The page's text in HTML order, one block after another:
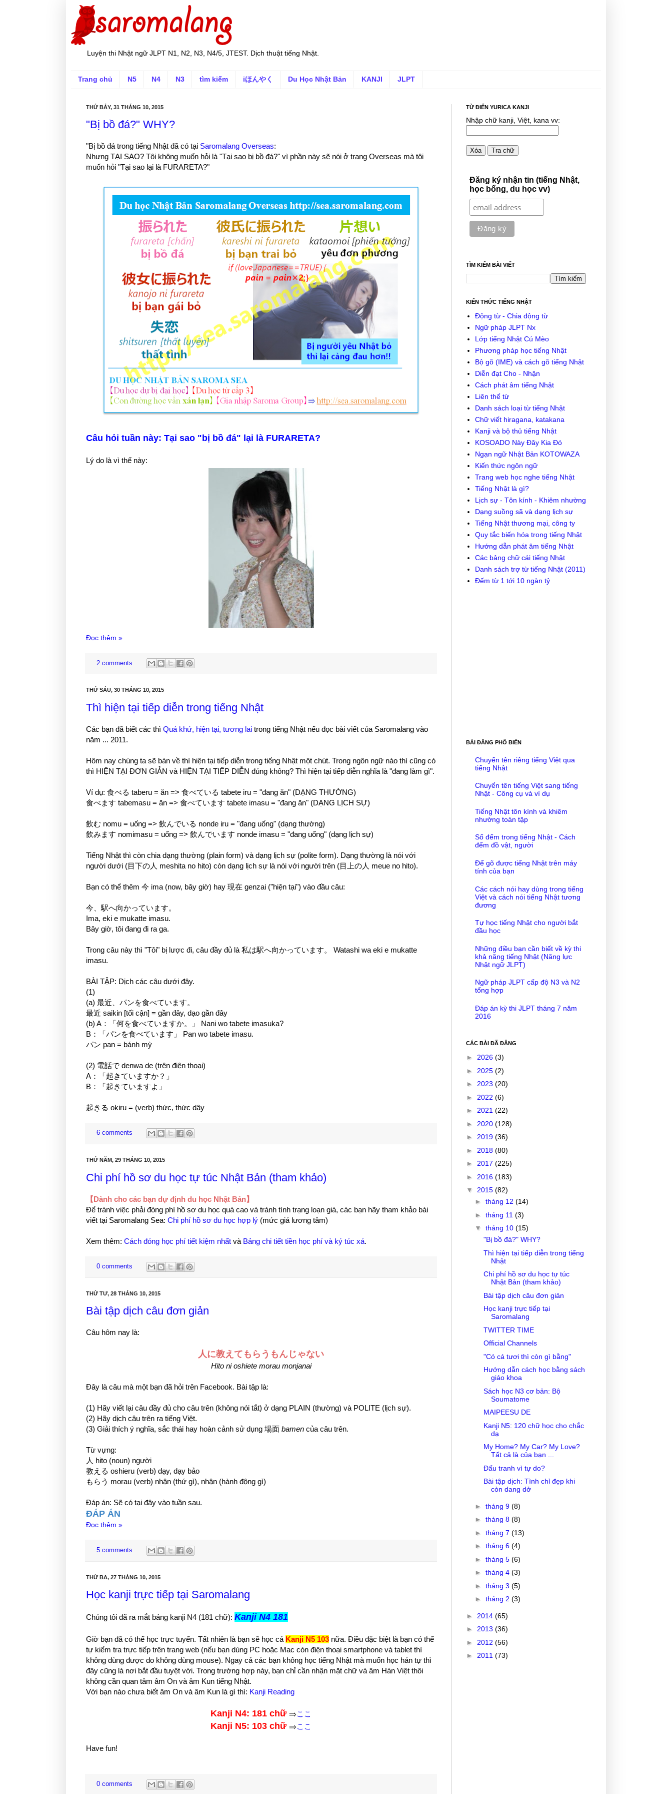
Luyện thi Nhật ngữ JLPT N1, N2, N3, N4/5, JTEST. Dịch thuật tiếng Nhật.
Trang chủ N5 N4 N3 tìm kiếm iほんやく Du Học Nhật Bản KANJI JLPT
THỨ BẢY, 31 THÁNG 10, 2015
"Bị bồ đá?" WHY?
"Bị bồ đá trong tiếng Nhật đã có tại Saromalang Overseas:
Nhưng TẠI SAO? Tôi không muốn hỏi là "Tại sao bị bồ đá?" vì phần này sẽ nói ở trang Overseas mà tôi
muốn hỏi "Tại sao lại là FURARETA?"
Câu hỏi tuần này: Tại sao "bị bồ đá" lại là FURARETA?
Lý do là vì thế này:
Đọc thêm »
2 comments
THỨ SÁU, 30 THÁNG 10, 2015
Thì hiện tại tiếp diễn trong tiếng Nhật
Các bạn đã biết các thì Quá khứ, hiện tại, tương lai trong tiếng Nhật nếu đọc bài viết của Saromalang vào
năm ... 2011.
Hôm nay chúng ta sẽ bàn về thì hiện tại tiếp diễn trong tiếng Nhật một chút. Trong ngôn ngữ nào thì cũng có
thì HIỆN TẠI ĐƠN GIẢN và HIỆN TẠI TIẾP DIỄN đúng không? Thì hiện tại tiếp diễn nghĩa là "đang làm gì".
Ví dụ: 食べる taberu = ăn => 食べている tabete iru = "đang ăn" (DẠNG THƯỜNG)
食べます tabemasu = ăn => 食べています tabete imasu = "đang ăn" (DẠNG LỊCH SỰ)
飲む nomu = uống => 飲んでいる nonde iru = "đang uống" (dạng thường)
飲みます nomimasu = uống => 飲んでいます nonde imasu = "đang uống" (dạng lịch sự)
Tiếng Nhật thì còn chia dạng thường (plain form) và dạng lịch sự (polite form). Dạng thường là nói với
người dưới (目下の人 meshita no hito) còn dạng lịch sự là nói với người trên (目上の人 meue no hito).
Bạn có thể thêm 今 ima (now, bây giờ) hay 現在 genzai ("hiện tại") vào đầu câu:
今、駅へ向かっています。
Ima, eki e mukatte imasu.
Bây giờ, tôi đang đi ra ga.
Trong câu này thì "Tôi" bị lược đi, câu đầy đủ là 私は駅へ向かっています。 Watashi wa eki e mukatte
imasu.
BÀI TẬP: Dịch các câu dưới đây.
(1)
(a) 最近、パンを食べています。
最近 saikin [tối cận] = gần đây, dạo gần đây
(b) A：「何を食べていますか。」 Nani wo tabete imasuka?
B：「パンを食べています」 Pan wo tabete imasu.
パン pan = bánh mỳ
(2) 電話で denwa de (trên điện thoại)
A：「起きていますか？」
B：「起きていますよ」
起きる okiru = (verb) thức, thức dậy
6 comments
THỨ NĂM, 29 THÁNG 10, 2015
Chi phí hồ sơ du học tự túc Nhật Bản (tham khảo)
【Dành cho các bạn dự định du học Nhật Bản】
Để tránh việc phải đóng phí hồ sơ du học quá cao và tránh tình trạng loạn giá, các bạn hãy tham khảo bài
viết tại Saromalang Sea: Chi phí hồ sơ du học hợp lý (mức giá lương tâm)
Xem thêm: Cách đóng học phí tiết kiệm nhất và Bảng chi tiết tiền học phí và ký túc xá.
0 comments
THỨ TƯ, 28 THÁNG 10, 2015
Bài tập dịch câu đơn giản
Câu hôm nay là:
人に教えてもらうもんじゃない
Hito ni oshiete morau monjanai
Đây là câu mà một bạn đã hỏi trên Facebook. Bài tập là:
(1) Hãy viết lại câu đầy đủ cho câu trên (không nói tắt) ở dạng PLAIN (thường) và POLITE (lịch sự).
(2) Hãy dịch câu trên ra tiếng Việt.
(3) Giải thích ý nghĩa, sắc thái hay hoàn cảnh sử dụng 場面 bamen của câu trên.
Từ vựng:
人 hito (noun) người
教える oshieru (verb) dạy, dạy bảo
もらう morau (verb) nhận (thứ gì), nhận (hành động gì)
Đáp án: Sẽ có tại đây vào tuần sau.
ĐÁP ÁN
Đọc thêm »
5 comments
THỨ BA, 27 THÁNG 10, 2015
Học kanji trực tiếp tại Saromalang
Chúng tôi đã ra mắt bảng kanji N4 (181 chữ): Kanji N4 181
Giờ bạn đã có thể học trực tuyến. Tất nhiên là bạn sẽ học cả Kanji N5 103 nữa. Điều đặc biệt là bạn có thể
tự kiểm tra trực tiếp trên trang web (nếu bạn dùng PC hoặc Mac còn điện thoại smartphone và tablet thì
không dùng được do không dùng mouse). Ngay cả các bạn không học tiếng Nhật mà muốn học hán tự thì
đây cũng là nơi bắt đầu tuyệt vời. Trong trường hợp này, bạn chỉ cần nhận mặt chữ và âm Hán Việt thôi
không cần quan tâm âm On và âm Kun tiếng Nhật.
Với bạn nào chưa biết âm On và âm Kun là gì thì: Kanji Reading
Kanji N4: 181 chữ ⇒ここ
Kanji N5: 103 chữ ⇒ここ
Have fun!
0 comments
TỪ ĐIỂN YURICA KANJI
Nhập chữ kanji, Việt, kana vv:
Xóa Tra chữ
Đăng ký nhận tin (tiếng Nhật,
học bổng, du học vv)
TÌM KIẾM BÀI VIẾT
KIẾN THỨC TIẾNG NHẬT
Động từ - Chia động từ
Ngữ pháp JLPT Nx
Lớp tiếng Nhật Cú Mèo
Phương pháp học tiếng Nhật
Bộ gõ (IME) và cách gõ tiếng Nhật
Diễn đạt Cho - Nhận
Cách phát âm tiếng Nhật
Liên thể từ
Danh sách loại từ tiếng Nhật
Chữ viết hiragana, katakana
Kanji và bộ thủ tiếng Nhật
KOSOADO Này Đây Kia Đó
Ngạn ngữ Nhật Bản KOTOWAZA
Kiến thức ngôn ngữ
Trang web học nghe tiếng Nhật
Tiếng Nhật là gì?
Lịch sự - Tôn kính - Khiêm nhường
Dạng suồng sã và dạng lịch sự
Tiếng Nhật thương mại, công ty
Quy tắc biến hóa trong tiếng Nhật
Hướng dẫn phát âm tiếng Nhật
Các bảng chữ cái tiếng Nhật
Danh sách trợ từ tiếng Nhật (2011)
Đếm từ 1 tới 10 ngàn tỷ
BÀI ĐĂNG PHỔ BIẾN
Chuyển tên riêng tiếng Việt qua
tiếng Nhật
Chuyển tên tiếng Việt sang tiếng
Nhật - Công cụ và ví dụ
Tiếng Nhật tôn kính và khiêm
nhường toàn tập
Số đếm trong tiếng Nhật - Cách
đếm đồ vật, người
Để gõ được tiếng Nhật trên máy
tính của bạn
Các cách nói hay dùng trong tiếng
Việt và cách nói tiếng Nhật tương
đương
Tự học tiếng Nhật cho người bắt
đầu học
Những điều bạn cần biết về kỳ thi
khả năng tiếng Nhật (Năng lực
Nhật ngữ JLPT)
Ngữ pháp JLPT cấp độ N3 và N2
tổng hợp
Đáp án kỳ thi JLPT tháng 7 năm
2016
CÁC BÀI ĐÃ ĐĂNG
► 2026 (3)
► 2025 (2)
► 2023 (20)
► 2022 (6)
► 2021 (22)
► 2020 (128)
► 2019 (36)
► 2018 (80)
► 2017 (225)
► 2016 (183)
▼ 2015 (82)
► tháng 12 (14)
► tháng 11 (3)
▼ tháng 10 (15)
"Bị bồ đá?" WHY?
Thì hiện tại tiếp diễn trong tiếng
Nhật
Chi phí hồ sơ du học tự túc
Nhật Bản (tham khảo)
Bài tập dịch câu đơn giản
Học kanji trực tiếp tại
Saromalang
TWITTER TIME
Official Channels
"Có cá tươi thì còn gì bằng"
Hướng dẫn cách học bằng sách
giáo khoa
Sách học N3 cơ bản: Bộ
Soumatome
MAIPEESU DE
Kanji N5: 120 chữ học cho chắc
dạ
My Home? My Car? My Love?
Tất cả là của bạn ...
Đấu tranh vì tự do?
Bài tập dịch: Tình chỉ đẹp khi
còn dang dở
► tháng 9 (8)
► tháng 8 (8)
► tháng 7 (13)
► tháng 6 (4)
► tháng 5 (6)
► tháng 4 (3)
► tháng 3 (5)
► tháng 2 (3)
► 2014 (65)
► 2013 (36)
► 2012 (56)
► 2011 (73)